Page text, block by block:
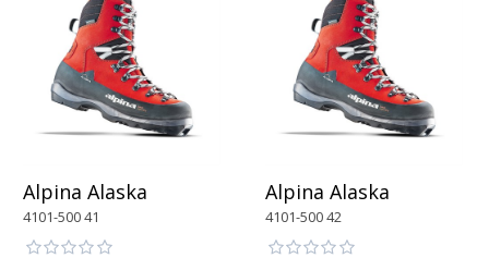
Alpina Alaska
4101-500 41
Alpina Alaska
4101-500 42